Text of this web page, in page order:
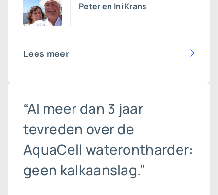
Peter en Ini Krans
Lees meer
“Al meer dan 3 jaar
tevreden over de
AquaCell waterontharder:
geen kalkaanslag.”